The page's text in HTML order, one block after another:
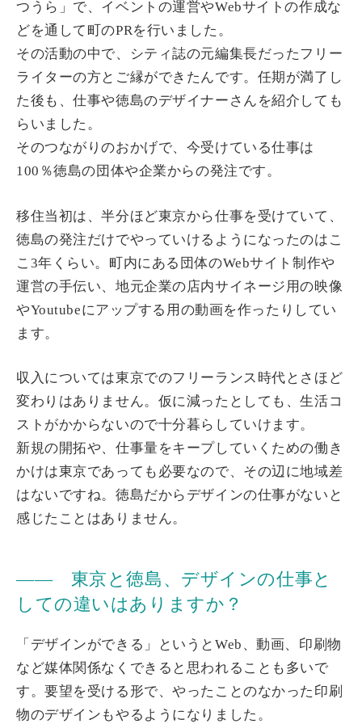
つうら」で、イベントの運営やWebサイトの作成な
どを通して町のPRを行いました。
その活動の中で、シティ誌の元編集長だったフリー
ライターの方とご縁ができたんです。任期が満了し
た後も、仕事や徳島のデザイナーさんを紹介しても
らいました。
そのつながりのおかげで、今受けている仕事は
100％徳島の団体や企業からの発注です。
移住当初は、半分ほど東京から仕事を受けていて、
徳島の発注だけでやっていけるようになったのはこ
こ3年くらい。町内にある団体のWebサイト制作や
運営の手伝い、地元企業の店内サイネージ用の映像
やYoutubeにアップする用の動画を作ったりしてい
ます。
収入については東京でのフリーランス時代とさほど
変わりはありません。仮に減ったとしても、生活コ
ストがかからないので十分暮らしていけます。
新規の開拓や、仕事量をキープしていくための働き
かけは東京であっても必要なので、その辺に地域差
はないですね。徳島だからデザインの仕事がないと
感じたことはありません。
―― 東京と徳島、デザインの仕事と
しての違いはありますか？
「デザインができる」というとWeb、動画、印刷物
など媒体関係なくできると思われることも多いで
す。要望を受ける形で、やったことのなかった印刷
物のデザインもやるようになりました。